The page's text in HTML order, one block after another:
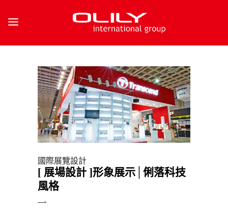
國際展覽設計
[ 展場設計 ]形象展示│俐落科技
風格